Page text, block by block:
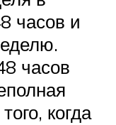
часов и
часов
когда